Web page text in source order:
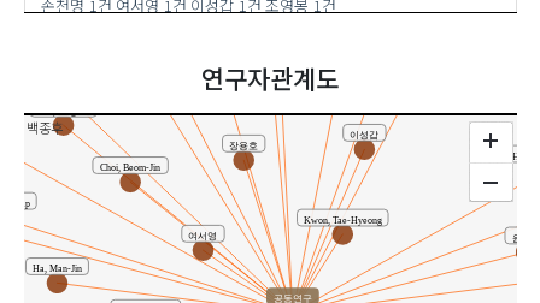
손천명 1건 여서영 1건 이성갑 1건 조영봉 1건
연구자관계도
백종후
Gap
Kwon, Tae-Hyeong
장용호
Choi, Beom-Jin
이성갑
여서영
Hong,
윤지선
Ha, Man-Jin
Cho, Jung-ho
공동연구